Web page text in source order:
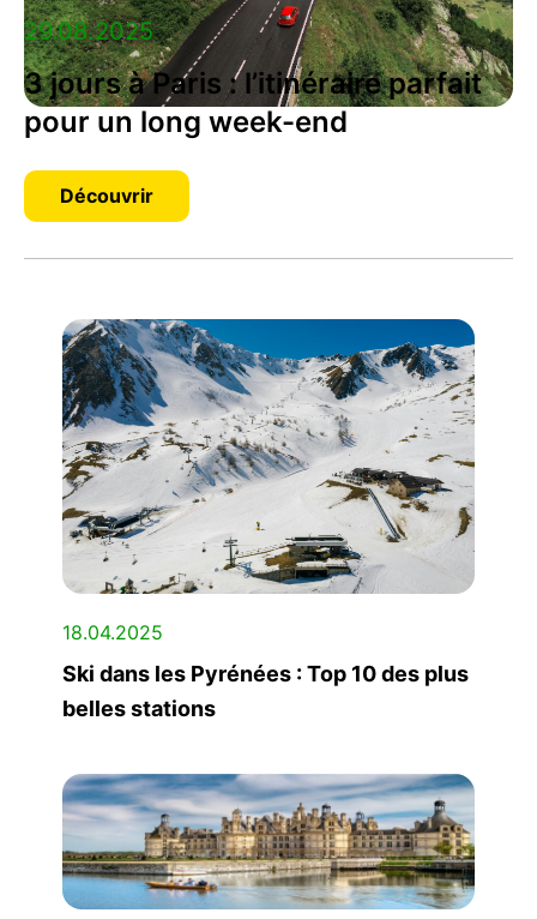
29.08.2025
3 jours à Paris : l’itinéraire parfait
pour un long week-end
Découvrir
18.04.2025
Ski dans les Pyrénées : Top 10 des plus
belles stations